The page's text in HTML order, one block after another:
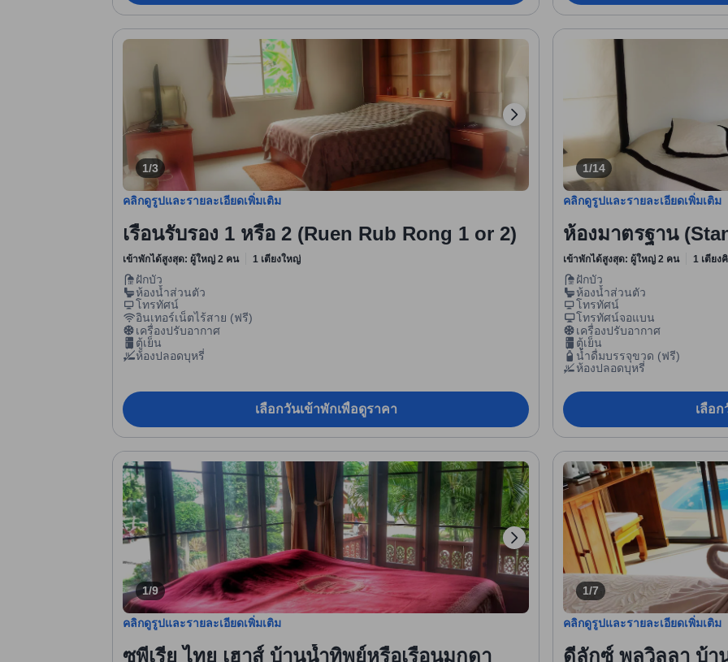
1/3
คลิกดูรูปและรายละเอียดเพิ่มเติม
เรือนรับรอง 1 หรือ 2 (Ruen Rub Rong 1 or 2)
เข้าพักได้สูงสุด: ผู้ใหญ่ 2 คน 1 เตียงใหญ่
ฝักบัว
ห้องน้ำส่วนตัว
โทรทัศน์
อินเทอร์เน็ตไร้สาย (ฟรี)
เครื่องปรับอากาศ
ตู้เย็น
ห้องปลอดบุหรี่
เลือกวันเข้าพักเพื่อดูราคา
1/14
คลิกดูรูปและรายละเอียดเพิ่มเติม
ห้องมาตรฐาน
เข้าพักได้สูงสุด: ผู้ใหญ่ 2 คน 1 เตียง
ฝักบัว
ห้องน้ำส่วนตัว
โทรทัศน์
โทรทัศน์จอแบน
เครื่องปรับอากาศ
ตู้เย็น
น้ำดื่มบรรจุขวด (ฟรี)
ห้องปลอดบุหรี่
เลือ
1/9
คลิกดูรูปและรายละเอียดเพิ่มเติม
ซูพีเรีย ไทย เฮาส์ บ้านน้ำทิพย์หรือเรือนมุกดา
1/7
คลิกดูรูปและรายละเอียดเพิ่มเติม
ดีลักซ์ พูลวิลลา บ้า